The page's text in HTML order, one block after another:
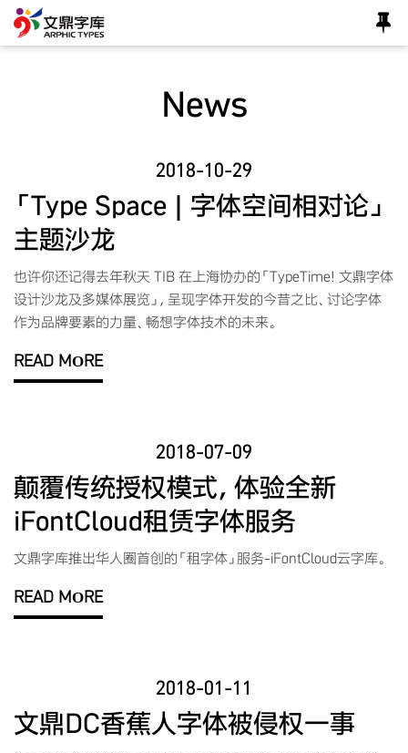
News
2018-10-29
「Type Space | 字体空间相对论」
主题沙龙
也许你还记得去年秋天 TIB 在上海协办的「TypeTime! 文鼎字体
设计沙龙及多媒体展览」，呈现字体开发的今昔之比、讨论字体
作为品牌要素的力量、畅想字体技术的未来。
READ MORE
2018-07-09
颠覆传统授权模式，体验全新
iFontCloud租赁字体服务
文鼎字库推出华人圈首创的「租字体」服务-iFontCloud云字库。
READ MORE
2018-01-11
文鼎DC香蕉人字体被侵权一事